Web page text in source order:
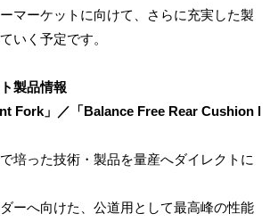
マーケットに向けて、さらに充実した製
いく予定です。
製品情報
Fork」／「Balance Free Rear Cushion l
培った技術・製品を量産へダイレクトに
ーへ向けた、公道用として最高峰の性能